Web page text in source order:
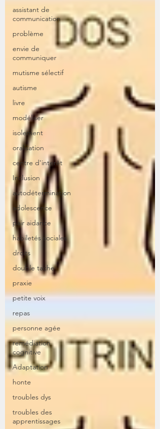
assistant de
communication
problème
envie de
communiquer
mutisme sélectif
autisme
livre
modéliser
isolement
oralisation
centre d'interêt
Inclusion
autodétermination
adolescence
pair aidance
habiletés sociales
droits
double tache
praxie
petite voix
repas
personne agée
remédiation
cognitive
Adaptation
honte
troubles dys
troubles des
apprentissages